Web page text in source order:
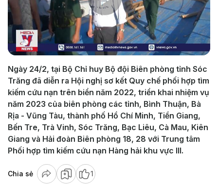
Play
Video
Ngày 24/2, tại Bộ Chỉ huy Bộ đội Biên phòng tỉnh Sóc
Trăng đã diễn ra Hội nghị sơ kết Quy chế phối hợp tìm
kiếm cứu nạn trên biển năm 2022, triển khai nhiệm vụ
năm 2023 của biên phòng các tỉnh, Bình Thuận, Bà
Rịa - Vũng Tàu, thành phố Hồ Chí Minh, Tiền Giang,
Bến Tre, Trà Vinh, Sóc Trăng, Bạc Liêu, Cà Mau, Kiên
Giang và Hải đoàn Biên phòng 18, 28 với Trung tâm
Phối hợp tìm kiếm cứu nạn Hàng hải khu vực III.
Chia sẻ 1